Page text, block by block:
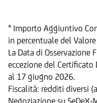
* Importo Aggiuntivo
in percentuale del
La Data di
eccezione del Certificato
al 17 giugno 2026.
Fiscalità: redditi diversi
Negoziazione su SeDeX-